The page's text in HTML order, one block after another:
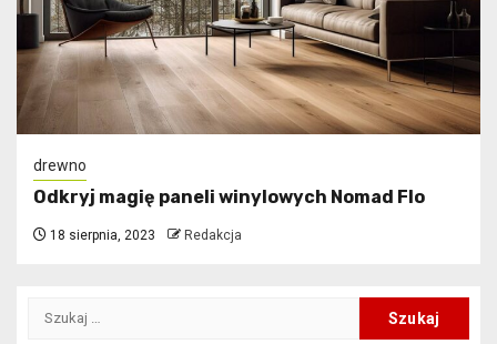
drewno
Odkryj magię paneli winylowych Nomad Flo
18 sierpnia, 2023 Redakcja
Szukaj: